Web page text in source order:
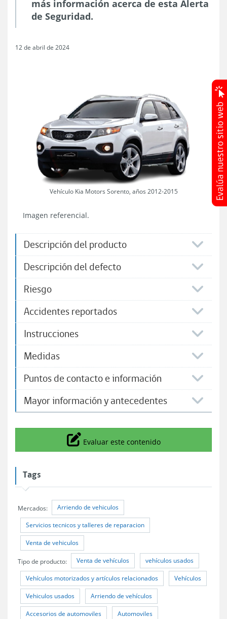
más información acerca de esta Alerta
de Seguridad.
12 de abril de 2024
Vehículo Kia Motors Sorento, años 2012-2015
Imagen referencial.
Descripción del producto
Descripción del defecto
Riesgo
Accidentes reportados
Instrucciones
Medidas
Puntos de contacto e información
Mayor información y antecedentes
Icono
Evaluar este contenido
Tags
Mercados: Arriendo de vehiculos
Servicios tecnicos y talleres de reparacion
Venta de vehiculos
Tipo de producto: Venta de vehículos vehículos usados
Vehículos motorizados y artículos relacionados Vehículos
Vehiculos usados Arriendo de vehículos
Accesorios de automoviles Automoviles